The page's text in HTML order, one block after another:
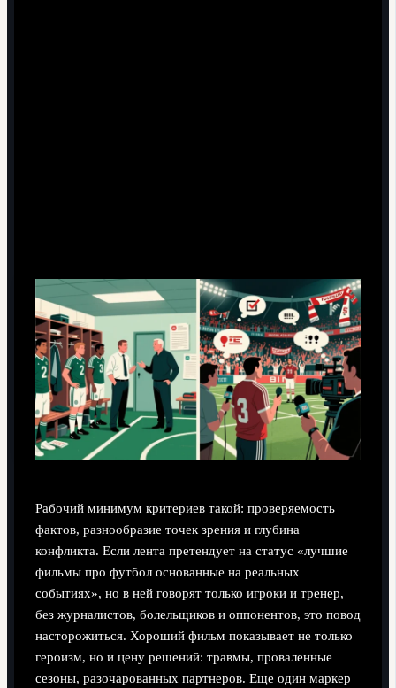
Рабочий минимум критериев такой: проверяемость
фактов, разнообразие точек зрения и глубина
конфликта. Если лента претендует на статус «лучшие
фильмы про футбол основанные на реальных
событиях», но в ней говорят только игроки и тренер,
без журналистов, болельщиков и оппонентов, это повод
насторожиться. Хороший фильм показывает не только
героизм, но и цену решений: травмы, проваленные
сезоны, разочарованных партнеров. Еще один маркер